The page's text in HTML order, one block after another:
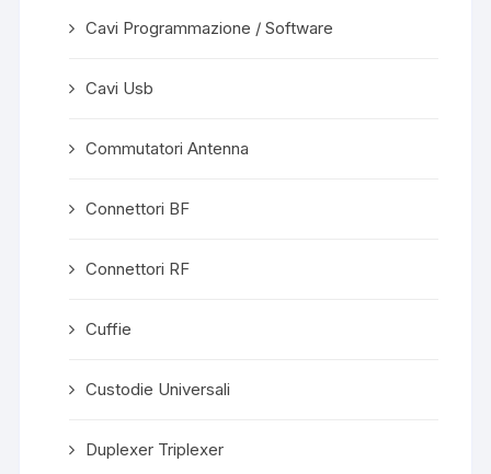
Cavi Programmazione / Software
Cavi Usb
Commutatori Antenna
Connettori BF
Connettori RF
Cuffie
Custodie Universali
Duplexer Triplexer